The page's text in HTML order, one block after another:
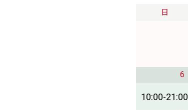
日
6
10:00-21:00